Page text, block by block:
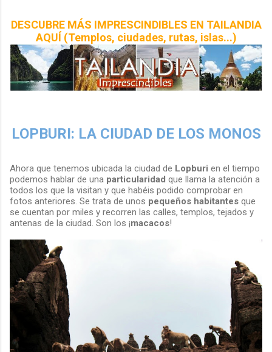
DESCUBRE MÁS IMPRESCINDIBLES EN TAILANDIA
AQUÍ (Templos, ciudades, rutas, islas...)
LOPBURI: LA CIUDAD DE LOS MONOS
Ahora que tenemos ubicada la ciudad de Lopburi en el tiempo
podemos hablar de una particularidad que llama la atención a
todos los que la visitan y que habéis podido comprobar en
fotos anteriores. Se trata de unos pequeños habitantes que
se cuentan por miles y recorren las calles, templos, tejados y
antenas de la ciudad. Son los ¡macacos!